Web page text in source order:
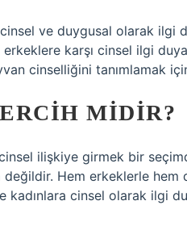
ve duygusal olarak ilgi
karşı cinsel ilgi
cinselliğini tanımlamak
MIDIR?
ilişkiye girmek bir
Hem erkeklerle hem
kadınlara cinsel olarak ilgi